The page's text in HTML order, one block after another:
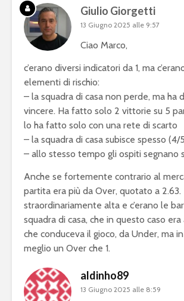
Giulio Giorgetti
13 Giugno 2025 alle 9:57
Ciao Marco,
c’erano diversi indicatori da 1, ma
elementi di rischio:
– la squadra di casa non perde, ma ha
vincere. Ha fatto solo 2 vittorie su 5
lo ha fatto solo con una rete di scarto
– la squadra di casa subisce spesso (4/
– allo stesso tempo gli ospiti segnano
Anche se fortemente contrario al
partita era più da Over, quotato a 2.63.
straordinariamente alta e c’erano le
squadra di casa, che in questo caso
che conduceva il gioco, da Under, ma
meglio un Over che 1.
aldinho89
13 Giugno 2025 alle 8:59